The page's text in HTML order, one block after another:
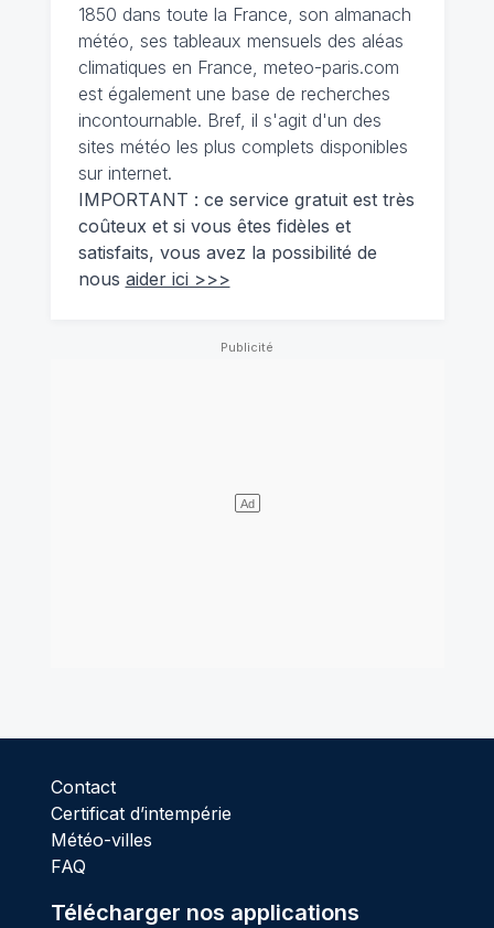
1850 dans toute la France, son almanach
météo, ses tableaux mensuels des aléas
climatiques en France, meteo-paris.com
est également une base de recherches
incontournable. Bref, il s'agit d'un des
sites météo les plus complets disponibles
sur internet.
IMPORTANT : ce service gratuit est très
coûteux et si vous êtes fidèles et
satisfaits, vous avez la possibilité de
nous aider ici >>>
Contact
Certificat d’intempérie
Météo-villes
FAQ
Télécharger nos applications